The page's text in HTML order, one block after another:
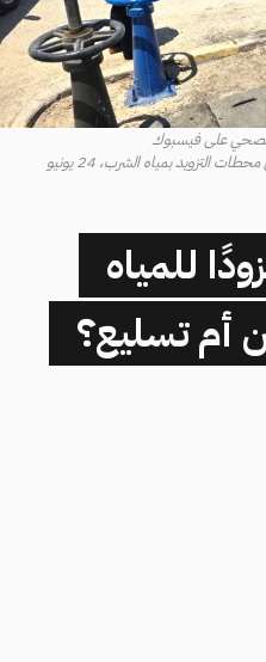
الصحي على فيسبوك
محابس التحكم في أحواض المياه داخل إحدى محطات التزويد بمياه الشرب، 24 يونيو
للمياه
أم تسليع؟